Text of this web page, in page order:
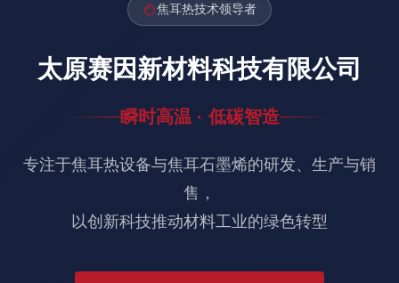
焦耳热技术领导者
太原赛因新材料科技有限公司
瞬时高温 · 低碳智造
专注于焦耳热设备与焦耳石墨烯的研发、生产与销
售，
以创新科技推动材料工业的绿色转型